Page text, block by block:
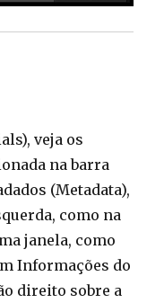
veja os
na barra
(Metadata),
como na
janela, como
Informações do
direito sobre a